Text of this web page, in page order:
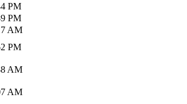
PM
PM
AM
PM
AM
AM